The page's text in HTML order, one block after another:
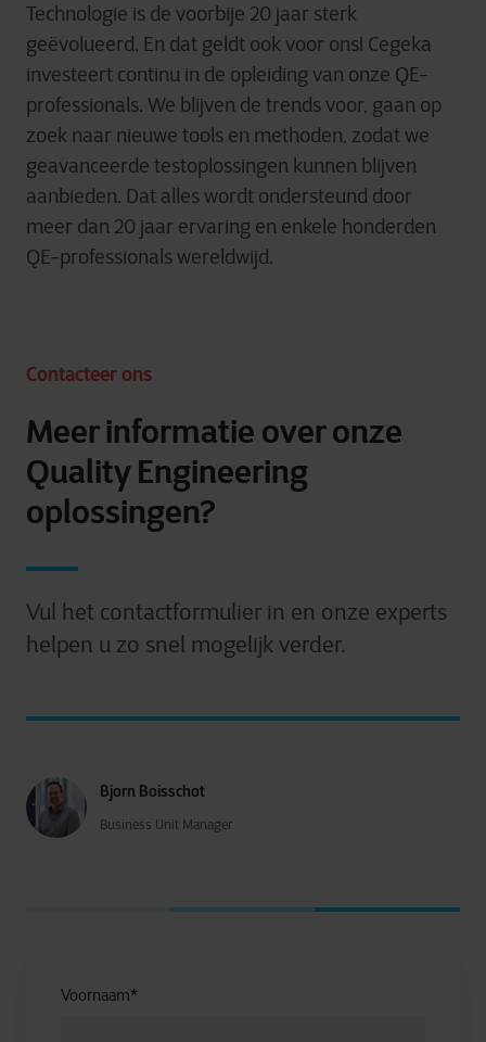
Technologie is de voorbije 20 jaar sterk
geëvolueerd. En dat geldt ook voor ons! Cegeka
investeert continu in de opleiding van onze QE-
professionals. We blijven de trends voor, gaan op
zoek naar nieuwe tools en methoden, zodat we
geavanceerde testoplossingen kunnen blijven
aanbieden. Dat alles wordt ondersteund door
meer dan 20 jaar ervaring en enkele honderden
QE-professionals wereldwijd.
Contacteer ons
Meer informatie over onze
Quality Engineering
oplossingen?
Vul het contactformulier in en onze experts
helpen u zo snel mogelijk verder.
Bjorn Boisschot
Business Unit Manager
Voornaam*